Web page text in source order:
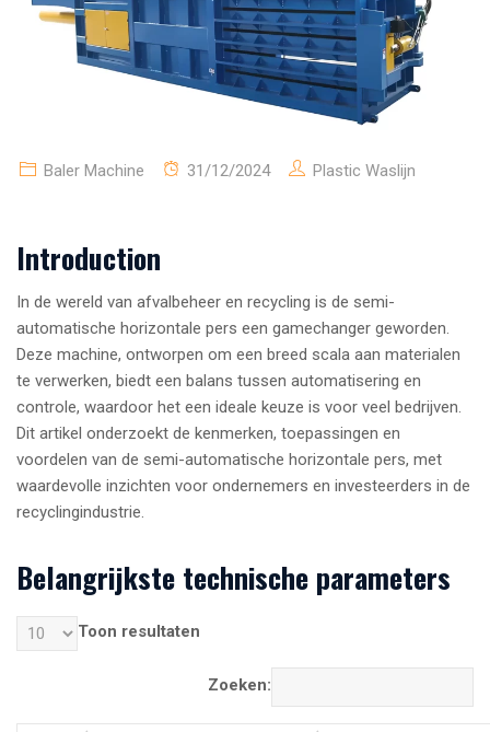
Baler Machine 31/12/2024 Plastic Waslijn
Introduction
In de wereld van afvalbeheer en recycling is de semi-
automatische horizontale pers een gamechanger geworden.
Deze machine, ontworpen om een breed scala aan materialen
te verwerken, biedt een balans tussen automatisering en
controle, waardoor het een ideale keuze is voor veel bedrijven.
Dit artikel onderzoekt de kenmerken, toepassingen en
voordelen van de semi-automatische horizontale pers, met
waardevolle inzichten voor ondernemers en investeerders in de
recyclingindustrie.
Belangrijkste technische parameters
Toon resultaten
Zoeken: